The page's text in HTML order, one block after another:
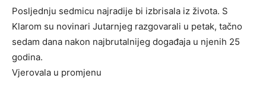
Posljednju sedmicu najradije bi izbrisala iz života. S
Klarom su novinari Jutarnjeg razgovarali u petak, tačno
sedam dana nakon najbrutalnijeg događaja u njenih 25
godina.
Vjerovala u promjenu